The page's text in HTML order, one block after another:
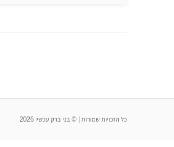
כל הזכויות שמורות | © בני ברק עכשיו 2026